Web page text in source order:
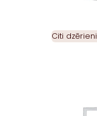
Citi dzērieni